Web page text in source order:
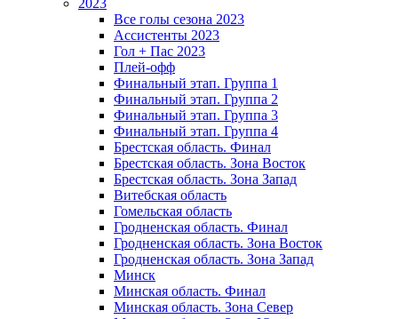
2023
Все голы сезона 2023
Ассистенты 2023
Гол + Пас 2023
Плей-офф
Финальный этап. Группа 1
Финальный этап. Группа 2
Финальный этап. Группа 3
Финальный этап. Группа 4
Брестская область. Финал
Брестская область. Зона Восток
Брестская область. Зона Запад
Витебская область
Гомельская область
Гродненская область. Финал
Гродненская область. Зона Восток
Гродненская область. Зона Запад
Минск
Минская область. Финал
Минская область. Зона Север